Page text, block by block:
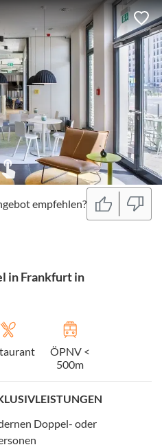
empfehlen?
in Frankfurt in
ÖPNV <
500m
Doppel- oder